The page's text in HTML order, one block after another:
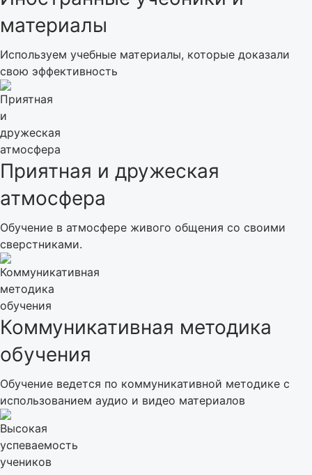
материалы
Используем учебные материалы, которые доказали
свою эффективность
Приятная и дружеская
атмосфера
Обучение в атмосфере живого общения со своими
сверстниками.
Коммуникативная методика
обучения
Обучение ведется по коммуникативной методике с
использованием аудио и видео материалов